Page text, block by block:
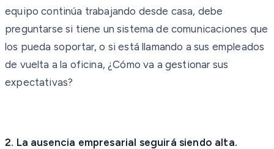
equipo continúa trabajando desde casa, debe
preguntarse si tiene un sistema de comunicaciones que
los pueda soportar, o si está llamando a sus empleados
de vuelta a la oficina, ¿Cómo va a gestionar sus
expectativas?
2. La ausencia empresarial seguirá siendo alta.